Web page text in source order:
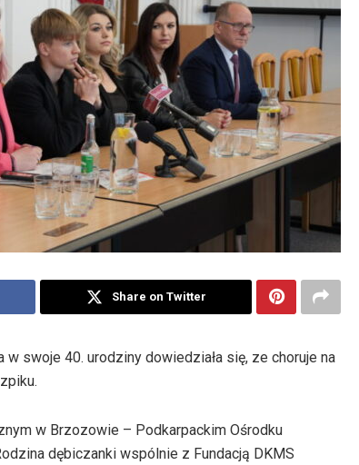
Share on Twitter
swoje 40. urodziny dowiedziała się, ze choruje na
w Brzozowie – Podkarpackim Ośrodku
dębiczanki wspólnie z Fundacją DKMS